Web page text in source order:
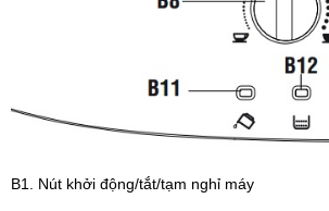
B1. Nút khởi động/tắt/tạm nghỉ máy